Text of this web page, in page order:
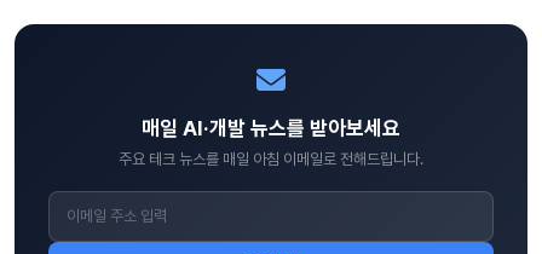
매일 AI·개발 뉴스를 받아보세요
주요 테크 뉴스를 매일 아침 이메일로 전해드립니다.